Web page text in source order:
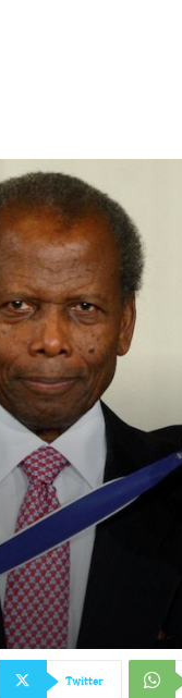
Twitter